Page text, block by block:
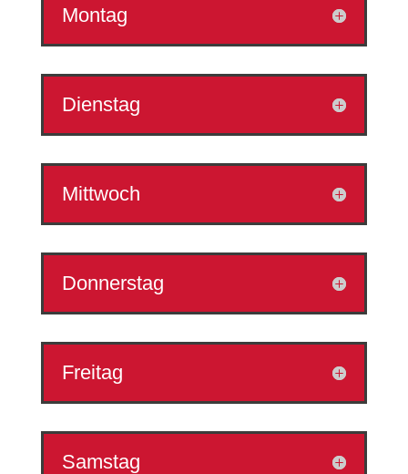
Montag
Dienstag
Mittwoch
Donnerstag
Freitag
Samstag